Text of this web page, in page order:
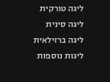
ליגה טורקית
ליגה סינית
ליגה ברזילאית
ליגות נוספות